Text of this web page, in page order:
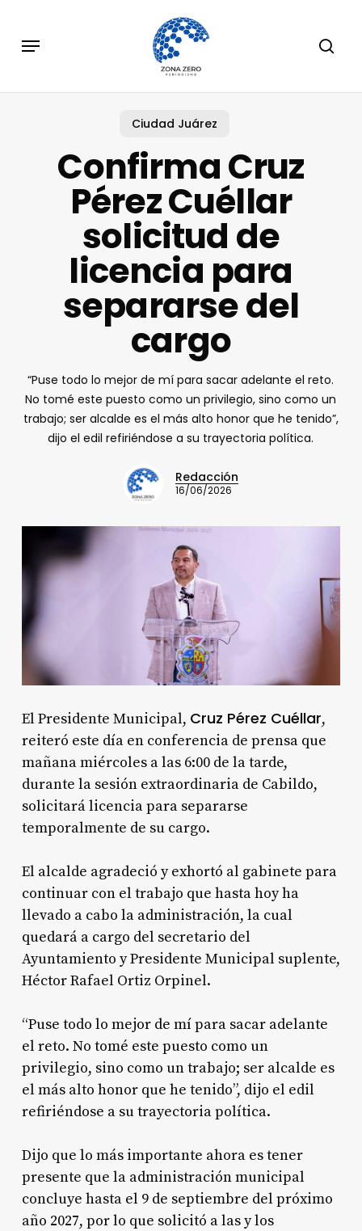
main
Menu
Ciudad Juárez
Confirma Cruz
Pérez Cuéllar
solicitud de
licencia para
separarse del
cargo
“Puse todo lo mejor de mí para sacar adelante el reto.
No tomé este puesto como un privilegio, sino como un
trabajo; ser alcalde es el más alto honor que he tenido”,
dijo el edil refiriéndose a su trayectoria política.
Redacción
16/06/2026
El Presidente Municipal, Cruz Pérez Cuéllar,
reiteró este día en conferencia de prensa que
mañana miércoles a las 6:00 de la tarde,
durante la sesión extraordinaria de Cabildo,
solicitará licencia para separarse
temporalmente de su cargo.
El alcalde agradeció y exhortó al gabinete para
continuar con el trabajo que hasta hoy ha
llevado a cabo la administración, la cual
quedará a cargo del secretario del
Ayuntamiento y Presidente Municipal suplente,
Héctor Rafael Ortiz Orpinel.
“Puse todo lo mejor de mí para sacar adelante
el reto. No tomé este puesto como un
privilegio, sino como un trabajo; ser alcalde es
el más alto honor que he tenido”, dijo el edil
refiriéndose a su trayectoria política.
Dijo que lo más importante ahora es tener
presente que la administración municipal
concluye hasta el 9 de septiembre del próximo
año 2027, por lo que solicitó a las y los